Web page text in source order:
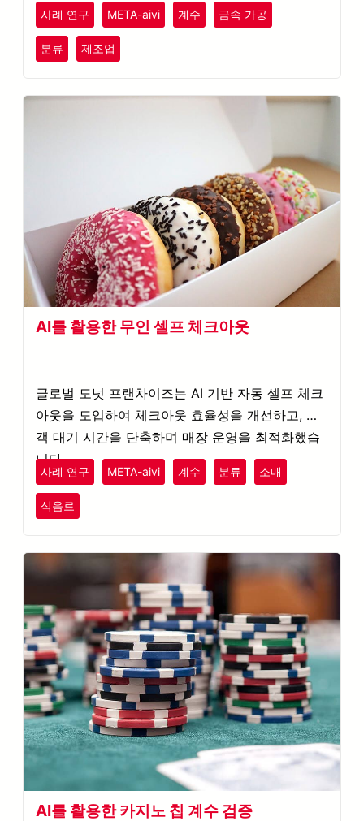
사례 연구 META-aivi 계수 금속 가공
분류 제조업
AI를 활용한 무인 셀프 체크아웃
글로벌 도넛 프랜차이즈는 AI 기반 자동 셀프 체크
아웃을 도입하여 체크아웃 효율성을 개선하고, 고
객 대기 시간을 단축하며 매장 운영을 최적화했습
니다.
사례 연구 META-aivi 계수 분류 소매
식음료
AI를 활용한 카지노 칩 계수 검증